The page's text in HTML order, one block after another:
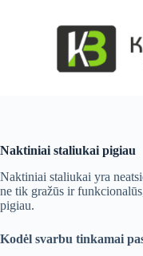
t
e
n
t
Naktiniai staliukai pigiau
Naktiniai staliukai yra
ne tik gražūs ir
pigiau.
Kodėl svarbu tinkamai